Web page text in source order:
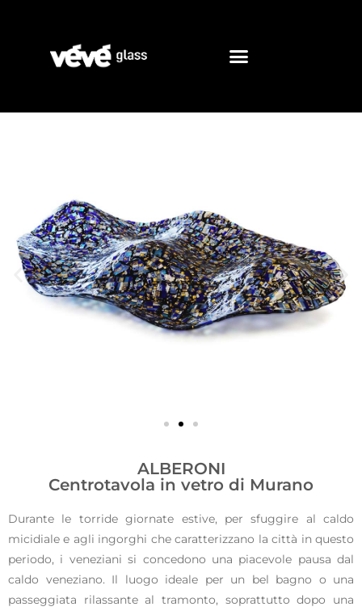
Alberoni
Centrotavola in
vetro di Murano
ALBERONI
Centrotavola in vetro di Murano
Durante le torride giornate estive, per sfuggire al caldo
micidiale e agli ingorghi che caratterizzano la città in questo
periodo, i veneziani si concedono una piacevole pausa dal
caldo veneziano. Il luogo ideale per un bel bagno o una
passeggiata rilassante al tramonto, soprattutto dopo una